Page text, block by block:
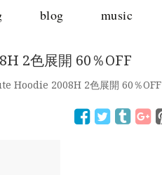
blog music
2色展開 60％OFF
Hoodie 2008H 2色展開 60％OFF